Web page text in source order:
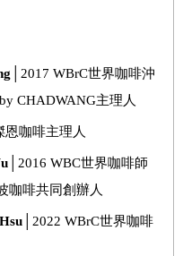
2017 WBrC世界咖啡沖
CHADWANG主理人
恩咖啡主理人
2016 WBC世界咖啡師
咖啡共同創辦人
2022 WBrC世界咖啡